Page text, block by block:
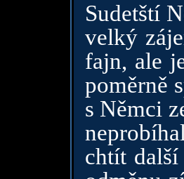
Sudetští
velký
fajn, ale
poměrně
s Němci
chtít další